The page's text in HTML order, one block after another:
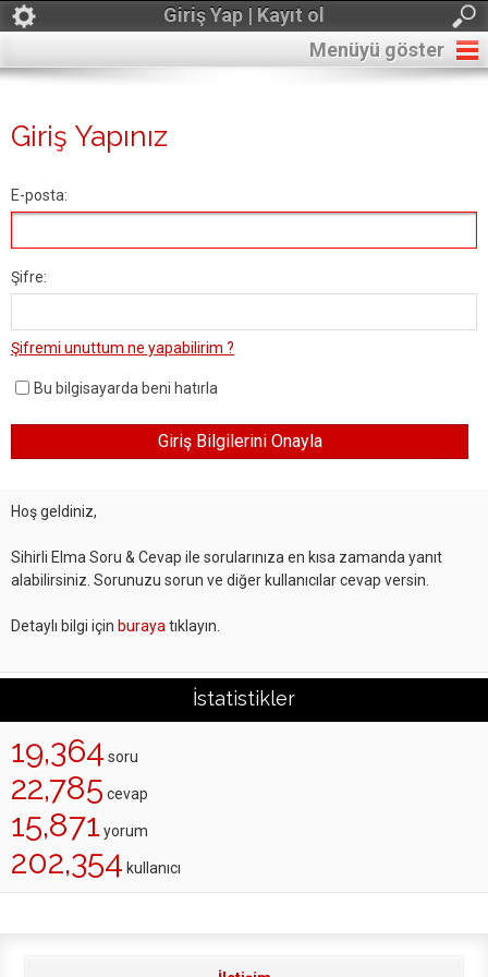
Giriş Yap | Kayıt ol
Menüyü göster
Giriş Yapınız
E-posta:
Şifre:
Şifremi unuttum ne yapabilirim ?
Bu bilgisayarda beni hatırla
Hoş geldiniz,
Sihirli Elma Soru & Cevap ile sorularınıza en kısa zamanda yanıt
alabilirsiniz. Sorunuzu sorun ve diğer kullanıcılar cevap versin.
Detaylı bilgi için buraya tıklayın.
İstatistikler
19,364 soru
22,785 cevap
15,871 yorum
202,354 kullanıcı